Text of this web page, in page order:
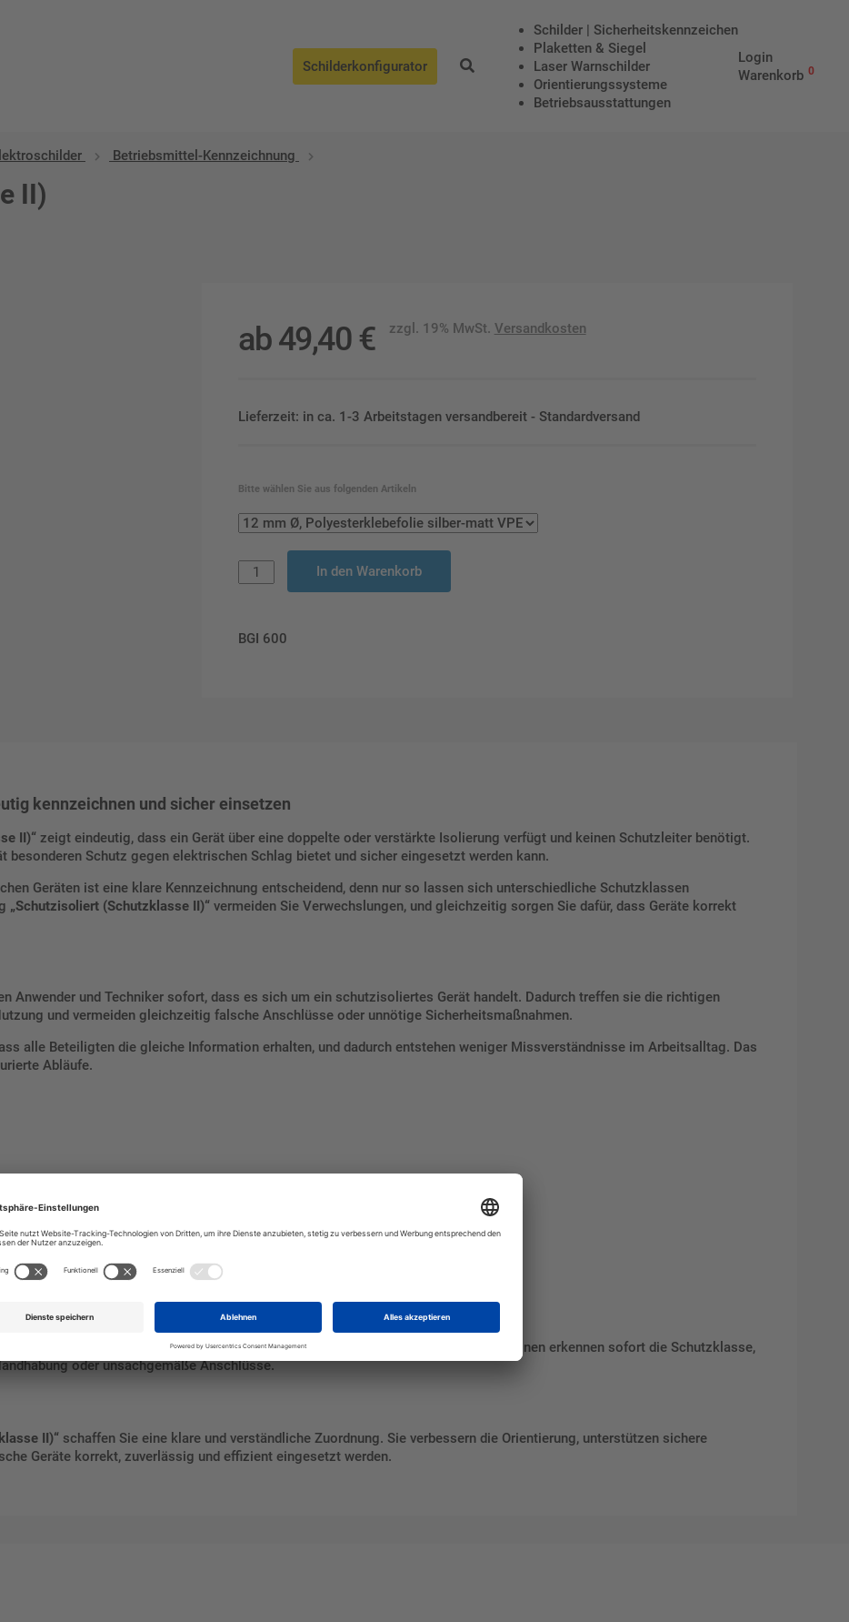
Schilderkonfigurator
Schilder | Sicherheitskennzeichen
Plaketten & Siegel
Laser Warnschilder
Orientierungssysteme
Betriebs­aus­stattungen
Login
Warenkorb 0
Betriebsmittel-Kennzeichnung
II)
ab49,40 € zzgl. 19% MwSt. Versandkosten
Lieferzeit: in ca. 1-3 Arbeitstagen versandbereit - Standardversand
Bitte wählen Sie aus folgenden Artikeln
In den Warenkorb
BGI 600
kennzeichnen und sicher einsetzen
II)“ zeigt eindeutig, dass ein Gerät über eine doppelte oder verstärkte Isolierung verfügt und keinen Schutzleiter benötigt.
besonderen Schutz gegen elektrischen Schlag bietet und sicher eingesetzt werden kann.
Geräten ist eine klare Kennzeichnung entscheidend, denn nur so lassen sich unterschiedliche Schutzklassen
„Schutzisoliert (Schutzklasse II)“ vermeiden Sie Verwechslungen, und gleichzeitig sorgen Sie dafür, dass Geräte korrekt
Anwender und Techniker sofort, dass es sich um ein schutzisoliertes Gerät handelt. Dadurch treffen sie die richtigen
und vermeiden gleichzeitig falsche Anschlüsse oder unnötige Sicherheitsmaßnahmen.
alle Beteiligten die gleiche Information erhalten, und dadurch entstehen weniger Missverständnisse im Arbeitsalltag. Das
Abläufe.
dass schutzisolierte Geräte eindeutig identifiziert werden können.
deutlich, und gleichzeitig reduzieren Sie das Risiko von Fehlinterpretationen. Personen erkennen sofort die Schutzklasse,
oder unsachgemäße Anschlüsse.
II)“ schaffen Sie eine klare und verständliche Zuordnung. Sie verbessern die Orientierung, unterstützen sichere
Geräte korrekt, zuverlässig und effizient eingesetzt werden.